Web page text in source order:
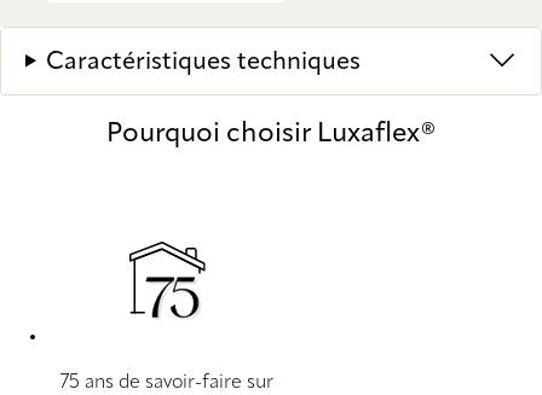
Caractéristiques techniques
Pourquoi choisir Luxaflex®
75 ans de savoir-faire sur